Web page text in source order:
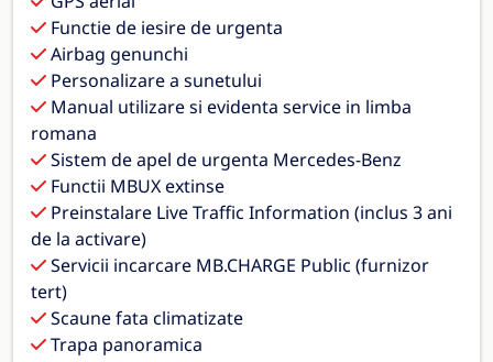
Functie de iesire de urgenta
Airbag genunchi
Personalizare a sunetului
Manual utilizare si evidenta service in limba
romana
Sistem de apel de urgenta Mercedes-Benz
Functii MBUX extinse
Preinstalare Live Traffic Information (inclus 3 ani
de la activare)
Servicii incarcare MB.CHARGE Public (furnizor
tert)
Scaune fata climatizate
Trapa panoramica